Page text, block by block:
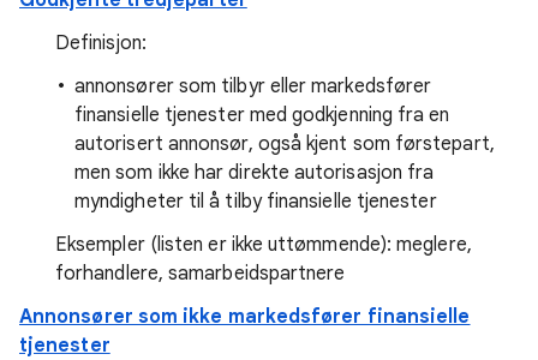
Definisjon:
annonsører som tilbyr eller markedsfører
finansielle tjenester med godkjenning fra en
autorisert annonsør, også kjent som førstepart,
men som ikke har direkte autorisasjon fra
myndigheter til å tilby finansielle tjenester
Eksempler (listen er ikke uttømmende): meglere,
forhandlere, samarbeidspartnere
Annonsører som ikke markedsfører finansielle
tjenester